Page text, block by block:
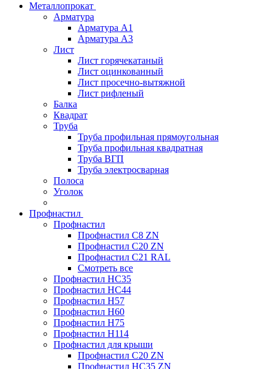
Металлопрокат
Арматура
Арматура А1
Арматура А3
Лист
Лист горячекатаный
Лист оцинкованный
Лист просечно-вытяжной
Лист рифленый
Балка
Квадрат
Труба
Труба профильная прямоугольная
Труба профильная квадратная
Труба ВГП
Труба электросварная
Полоса
Уголок
Профнастил
Профнастил
Профнастил С8 ZN
Профнастил С20 ZN
Профнастил С21 RAL
Смотреть все
Профнастил HC35
Профнастил HC44
Профнастил H57
Профнастил H60
Профнастил H75
Профнастил H114
Профнастил для крыши
Профнастил С20 ZN
Профнастил НС35 ZN